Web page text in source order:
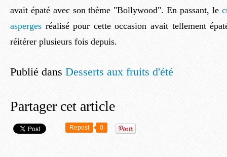
avait épaté avec son thème "Bollywood". En passant, le
asperges réalisé pour cette occasion avait tellement
réitérer plusieurs fois depuis.
Publié dans Desserts aux fruits d'été
Partager cet article
Repost 0